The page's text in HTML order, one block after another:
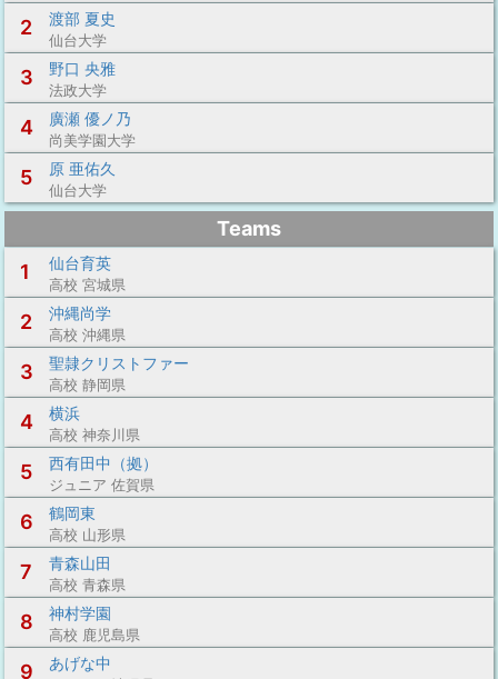
2 渡部 夏史
仙台大学
3 野口 央雅
法政大学
4 廣瀬 優ノ乃
尚美学園大学
5 原 亜佑久
仙台大学
Teams
1
仙台育英
高校 宮城県
2 沖縄尚学
高校 沖縄県
3 聖隷クリストファー
高校 静岡県
4 横浜
高校 神奈川県
5 西有田中（拠）
ジュニア 佐賀県
6 鶴岡東
高校 山形県
7 青森山田
高校 青森県
8 神村学園
高校 鹿児島県
9 あげな中